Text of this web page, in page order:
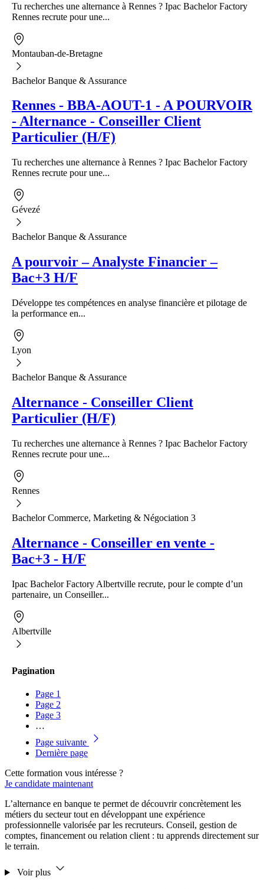
Tu recherches une alternance à Rennes ? Ipac Bachelor Factory
Rennes recrute pour une...
Montauban-de-Bretagne
Bachelor Banque & Assurance
Rennes - BBA-AOUT-1 - A POURVOIR
- Alternance - Conseiller Client
Particulier (H/F)
Tu recherches une alternance à Rennes ? Ipac Bachelor Factory
Rennes recrute pour une...
Gévezé
Bachelor Banque & Assurance
A pourvoir – Analyste Financier –
Bac+3 H/F
Développe tes compétences en analyse financière et pilotage de
la performance en...
Lyon
Bachelor Banque & Assurance
Alternance - Conseiller Client
Particulier (H/F)
Tu recherches une alternance à Rennes ? Ipac Bachelor Factory
Rennes recrute pour une...
Rennes
Bachelor Commerce, Marketing & Négociation 3
Alternance - Conseiller en vente -
Bac+3 - H/F
Ipac Bachelor Factory Albertville recrute, pour le compte d’un
partenaire, un Conseiller...
Albertville
Pagination
Page 1
Page 2
Page 3
…
Page suivante
Dernière page
Cette formation vous intéresse ?
Je candidate maintenant
L’alternance en banque te permet de découvrir concrètement les
métiers du secteur tout en développant une expérience
professionnelle valorisée par les recruteurs. Conseil, gestion de
comptes, financement ou relation client : tu apprends directement sur
le terrain.
Voir plus